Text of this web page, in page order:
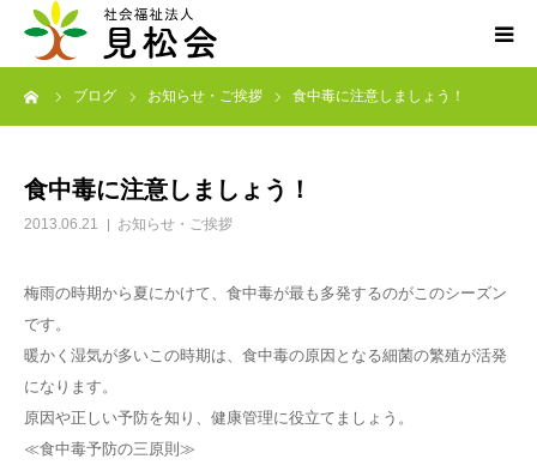
ブログ お知らせ・ご挨拶 食中毒に注意しましょう！
食中毒に注意しましょう！
2013.06.21 お知らせ・ご挨拶
梅雨の時期から夏にかけて、食中毒が最も多発するのがこのシーズン
です。
暖かく湿気が多いこの時期は、食中毒の原因となる細菌の繁殖が活発
になります。
原因や正しい予防を知り、健康管理に役立てましょう。
≪食中毒予防の三原則≫
ブログ
求人・ボランティア
お知らせ